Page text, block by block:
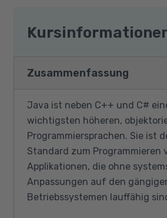
Zusammenfassung
Java ist neben C++ und C#
wichtigsten höheren,
Programmiersprachen. Sie ist
Standard zum Programmieren
Applikationen, die ohne
Anpassungen auf den
Betriebssystemen lauffähig